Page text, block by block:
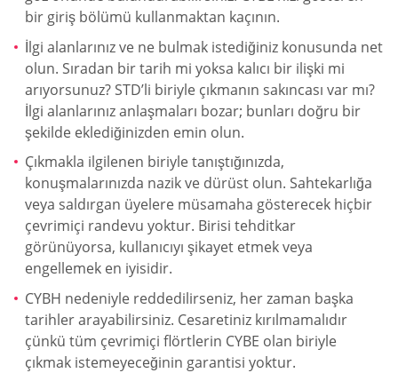
bir giriş bölümü kullanmaktan kaçının.
İlgi alanlarınız ve ne bulmak istediğiniz konusunda net
olun. Sıradan bir tarih mi yoksa kalıcı bir ilişki mi
arıyorsunuz? STD’li biriyle çıkmanın sakıncası var mı?
İlgi alanlarınız anlaşmaları bozar; bunları doğru bir
şekilde eklediğinizden emin olun.
Çıkmakla ilgilenen biriyle tanıştığınızda,
konuşmalarınızda nazik ve dürüst olun. Sahtekarlığa
veya saldırgan üyelere müsamaha gösterecek hiçbir
çevrimiçi randevu yoktur. Birisi tehditkar
görünüyorsa, kullanıcıyı şikayet etmek veya
engellemek en iyisidir.
CYBH nedeniyle reddedilirseniz, her zaman başka
tarihler arayabilirsiniz. Cesaretiniz kırılmamalıdır
çünkü tüm çevrimiçi flörtlerin CYBE olan biriyle
çıkmak istemeyeceğinin garantisi yoktur.